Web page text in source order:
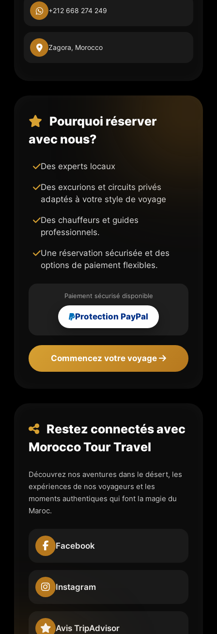
+212 668 274 249
Zagora, Morocco
Pourquoi réserver
avec nous?
Des experts locaux
Des excurions et circuits privés
adaptés à votre style de voyage
Des chauffeurs et guides
professionnels.
Une réservation sécurisée et des
options de paiement flexibles.
Paiement sécurisé disponible
Protection PayPal
Commencez votre voyage
Restez connectés avec
Morocco Tour Travel
Découvrez nos aventures dans le désert, les
expériences de nos voyageurs et les
moments authentiques qui font la magie du
Maroc.
Facebook
Instagram
Avis TripAdvisor